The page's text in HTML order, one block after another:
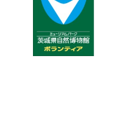
アクセス
Japanese English